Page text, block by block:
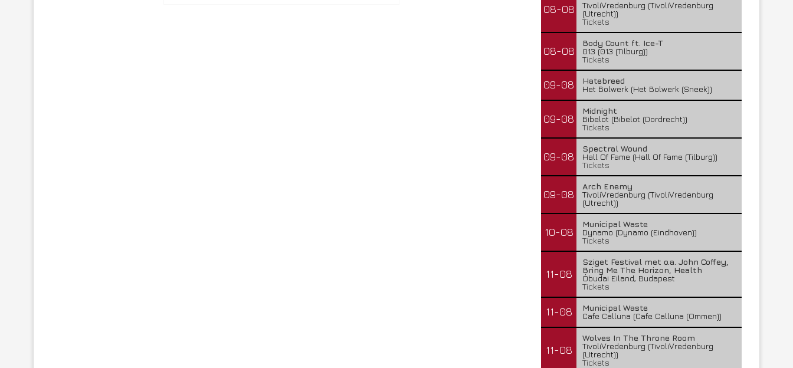
08-08
TivoliVredenburg (TivoliVredenburg
(Utrecht))
Tickets
08-08
Body Count ft. Ice-T
013 (013 (Tilburg))
Tickets
09-08
Hatebreed
Het Bolwerk (Het Bolwerk (Sneek))
09-08
Midnight
Bibelot (Bibelot (Dordrecht))
Tickets
09-08
Spectral Wound
Hall Of Fame (Hall Of Fame (Tilburg))
Tickets
09-08
Arch Enemy
TivoliVredenburg (TivoliVredenburg
(Utrecht))
10-08
Municipal Waste
Dynamo (Dynamo (Eindhoven))
Tickets
11-08
Sziget Festival met o.a. John Coffey,
Bring Me The Horizon, Health
Óbudai Eiland, Budapest
Tickets
11-08
Municipal Waste
Cafe Calluna (Cafe Calluna (Ommen))
11-08
Wolves In The Throne Room
TivoliVredenburg (TivoliVredenburg
(Utrecht))
Tickets